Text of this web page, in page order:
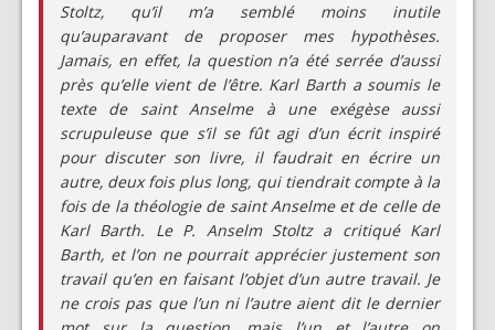
Stoltz, qu’il m’a semblé moins inutile
qu’auparavant de proposer mes hypothèses.
Jamais, en effet, la question n’a été serrée d’aussi
près qu’elle vient de l’être. Karl Barth a soumis le
texte de saint Anselme à une exégèse aussi
scrupuleuse que s’il se fût agi d’un écrit inspiré
pour discuter son livre, il faudrait en écrire un
autre, deux fois plus long, qui tiendrait compte à la
fois de la théologie de saint Anselme et de celle de
Karl Barth. Le P. Anselm Stoltz a critiqué Karl
Barth, et l’on ne pourrait apprécier justement son
travail qu’en en faisant l’objet d’un autre travail. Je
ne crois pas que l’un ni l’autre aient dit le dernier